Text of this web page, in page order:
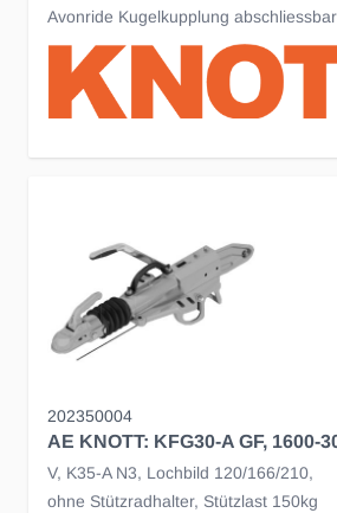
Avonride Kugelkupplung abschliessbar
202350004
AE KNOTT: KFG30-A GF, 1600-
V, K35-A N3, Lochbild 120/166/210,
ohne Stützradhalter, Stützlast 150kg